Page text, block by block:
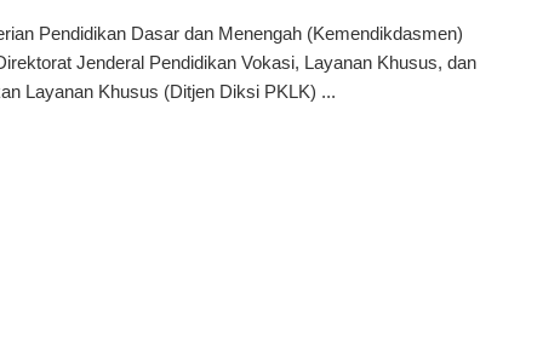
Pendidikan Dasar dan Menengah (Kemendikdasmen)
Jenderal Pendidikan Vokasi, Layanan Khusus, dan
Layanan Khusus (Ditjen Diksi PKLK) ...